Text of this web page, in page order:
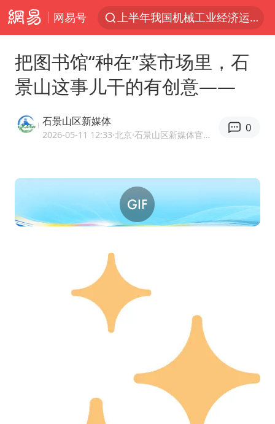
网易号
上半年我国机械工业经济运行稳中有进
台风白海豚加强
“立秋的第一杯奶茶”又爆单了
泰国枪击案凶手先杀祖父母后行凶
宇树科技中一签需缴款7.54万元
中国军队坚决反制任何闹海图谋
“新疆阿勒泰八月能滑雪”不实
向鹏0-3不敌张本智和
DeepSeek投资宇树科技意味什么
东方之约 相约未来
把图书馆“种在”菜市场里，石
景山这事儿干的有创意——
石景山区新媒体
2026-05-11 12:33·北京 ·石景山区新媒体官方网易号
0